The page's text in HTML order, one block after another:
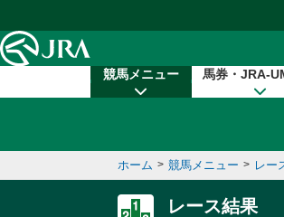
競馬メニュー 馬券・JRA-
ホーム > 競馬メニュー > レー
レース結果